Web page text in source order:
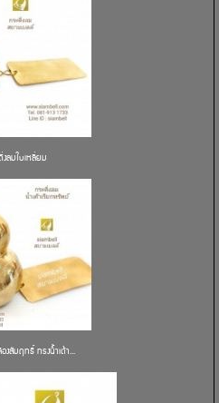
งลมใบเหลี่ยม
องสัมฤทธิ์ ทรงน้ำเต้า...